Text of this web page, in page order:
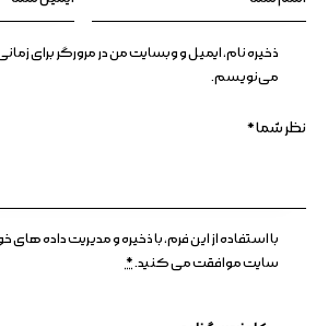
ذخیره نام، ایمیل و وبسایت من در مرورگر برای
می‌نویسم.
با استفاده از این فرم، با ذخیره و مدیریت داده
سایت موافقت می کنید.*